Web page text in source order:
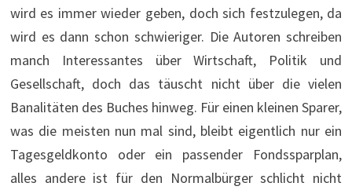
wird es immer wieder geben, doch sich festzulegen, da
wird es dann schon schwieriger. Die Autoren schreiben
manch Interessantes über Wirtschaft, Politik und
Gesellschaft, doch das täuscht nicht über die vielen
Banalitäten des Buches hinweg. Für einen kleinen Sparer,
was die meisten nun mal sind, bleibt eigentlich nur ein
Tagesgeldkonto oder ein passender Fondssparplan,
alles andere ist für den Normalbürger schlicht nicht